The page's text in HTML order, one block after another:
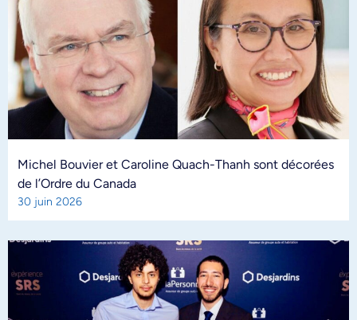
Michel Bouvier et Caroline Quach-Thanh sont décorées
de l’Ordre du Canada
30 juin 2026